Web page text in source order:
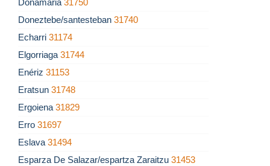
Donamaria 31750
Doneztebe/santesteban 31740
Echarri 31174
Elgorriaga 31744
Enériz 31153
Eratsun 31748
Ergoiena 31829
Erro 31697
Eslava 31494
Esparza De Salazar/espartza Zaraitzu 31453